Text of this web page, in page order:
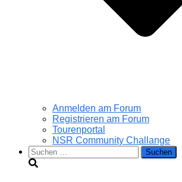
Anmelden am Forum
Registrieren am Forum
Tourenportal
NSR Community Challange
Suchen
nach: